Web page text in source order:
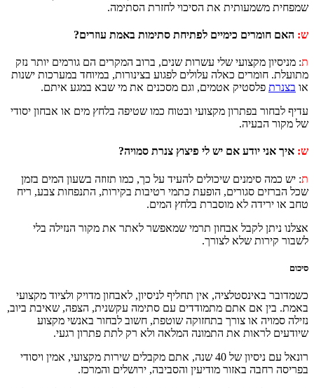
את הסיכוי לחזרת הסתימה.
כימיים לפתיחת סתימות באמת עוזרים?
מקצועי שלי עשרות שנים, ברוב המקרים הם גורמים יותר נזק
כאלה עלולים לפגוע בצינורות, במיוחד במערכות ישנות
פלסטיק אטמים, וגם מסכנים את מי שבא במגע איתם.
בפתרון מקצועי ובטוח כמו שטיפה בלחץ מים או אבחון יסודי
הבעיה.
יודע אם יש לי פיצוץ צנרת סמויה?
סימנים שיכולים להעיד על כך, כמו תזוזה בשעון המים בזמן
סגורים, הופעת כתמי רטיבות בקירות, התנפחות צבע, ריח
לא מוסברת בלחץ המים.
לקבל אבחון תרמי שמאפשר לאתר את מקור הנזילה בלי
שלא לצורך.
אין תחליף לניסיון, לאבחון מדויק ולציוד מקצועי
אם אתם מתמודדים עם סתימה עקשנית, הצפה, שאיבת ביוב,
או צורך בתחזוקה שוטפת, חשוב לבחור באנשי מקצוע
לראות את התמונה המלאה ולא רק לתת פתרון רגעי.
רונאל עם ניסיון של 40 שנה, אתם מקבלים שירות מקצועי, אמין ויסודי
באזור מודיעין והסביבה, ירושלים והמרכז.